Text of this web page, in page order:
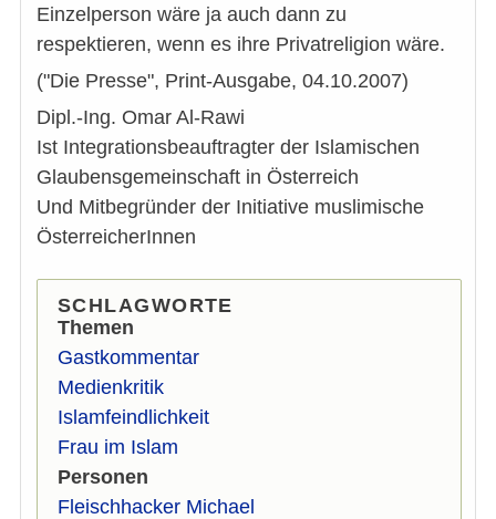
Einzelperson wäre ja auch dann zu
respektieren, wenn es ihre Privatreligion wäre.
("Die Presse", Print-Ausgabe, 04.10.2007)
Dipl.-Ing. Omar Al-Rawi
Ist Integrationsbeauftragter der Islamischen
Glaubensgemeinschaft in Österreich
Und Mitbegründer der Initiative muslimische
ÖsterreicherInnen
SCHLAGWORTE
Themen
Gastkommentar
Medienkritik
Islamfeindlichkeit
Frau im Islam
Personen
Fleischhacker Michael